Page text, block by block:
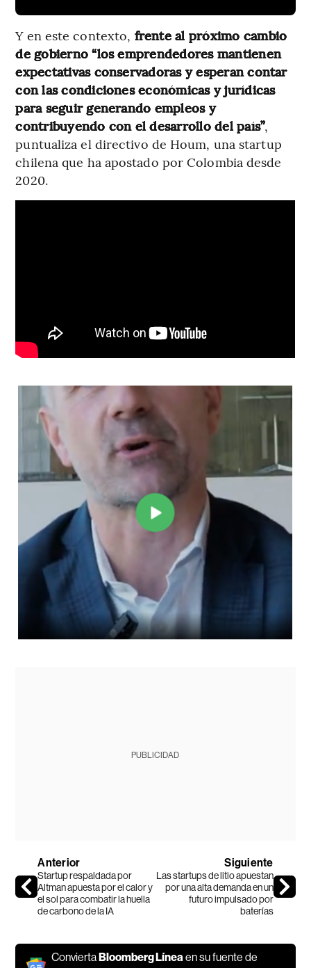
Y en este contexto, frente al próximo cambio
de gobierno “los emprendedores mantienen
expectativas conservadoras y esperan contar
con las condiciones económicas y jurídicas
para seguir generando empleos y
contribuyendo con el desarrollo del país”,
puntualiza el directivo de Houm, una startup
chilena que ha apostado por Colombia desde
2020.
PUBLICIDAD
Anterior
Startup respaldada por
Altman apuesta por el calor y
el sol para combatir la huella
de carbono de la IA
Siguiente
Las startups de litio apuestan
por una alta demanda en un
futuro impulsado por
baterías
ConviertaBloomberg Línea en su fuente de